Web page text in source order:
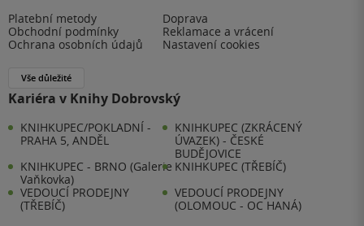
Platební metody
Doprava
Obchodní podmínky
Reklamace a vrácení
Ochrana osobních údajů
Nastavení cookies
Vše důležité
Kariéra v Knihy Dobrovský
KNIHKUPEC/POKLADNÍ -
PRAHA 5, ANDĚL
KNIHKUPEC (ZKRÁCENÝ
ÚVAZEK) - ČESKÉ
BUDĚJOVICE
KNIHKUPEC - BRNO (Galerie
Vaňkovka)
KNIHKUPEC (TŘEBÍČ)
VEDOUCÍ PRODEJNY
(TŘEBÍČ)
VEDOUCÍ PRODEJNY
(OLOMOUC - OC HANÁ)